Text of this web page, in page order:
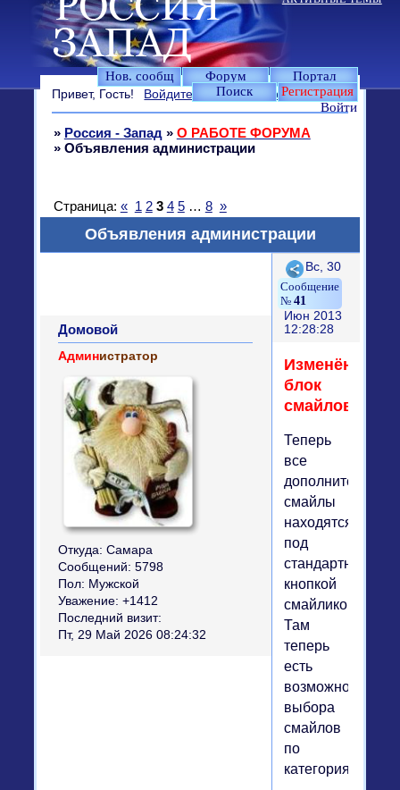
Нов. сообщ Форум
Портал
Поиск
Регистрация
Войти
Привет, Гость! Войдите илизарегистрируйтесь.
» Россия - Запад » О РАБОТЕ ФОРУМА
» Объявления администрации
Объявления администрации
Страница: « 1 2 3 4 5 … 8 »
Поделиться
41
Вс, 30
Июн 2013
12:28:28
Домовой
Администратор
Откуда: Самара
Сообщений: 5798
Пол: Мужской
Уважение: +1412
Последний визит:
Пт, 29 Май 2026 08:24:32
Изменён
блок
смайлов.
Теперь
все
дополнительные
смайлы
находятся
под
стандартной
кнопкой
смайликов.
Там
теперь
есть
возможность
выбора
смайлов
по
категориям.